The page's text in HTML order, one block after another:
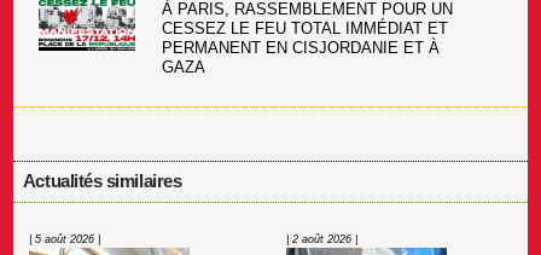
À PARIS, RASSEMBLEMENT POUR UN
CESSEZ LE FEU TOTAL IMMÉDIAT ET
PERMANENT EN CISJORDANIE ET À
GAZA
Actualités similaires
| 5 août 2026 | | 2 août 2026 |